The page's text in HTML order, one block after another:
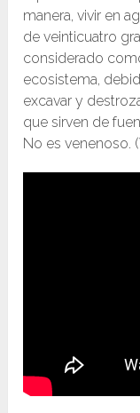
manera, vivir en
de veinticuatro
considerado
ecosistema,
excavar y
que sirven de
No es venenoso.